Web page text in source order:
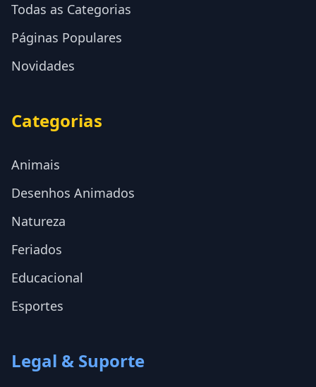
Todas as Categorias
Páginas Populares
Novidades
Categorias
Animais
Desenhos Animados
Natureza
Feriados
Educacional
Esportes
Legal & Suporte